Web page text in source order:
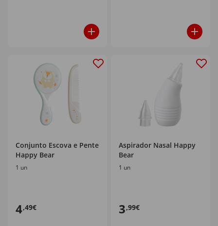
Conjunto Escova e Pente
Happy Bear
1 un
4,49€
Aspirador Nasal Happy
Bear
1 un
3,99€